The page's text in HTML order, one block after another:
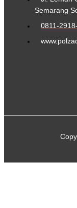
Semarang
0811-